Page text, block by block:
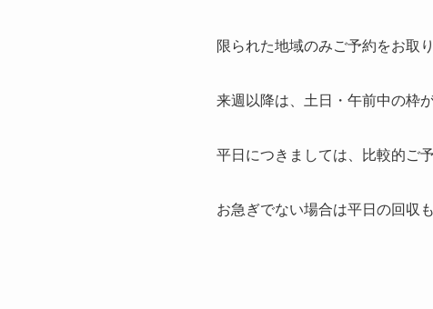
限られた地域のみご予約をお取
来週以降は、土日・午前中の枠
平日につきましては、比較的ご
お急ぎでない場合は平日の回収